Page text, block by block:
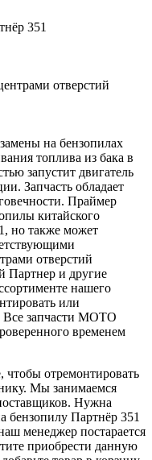
351
отверстий
на бензопилах
топлива из бака в
запустит двигатель
Запчасть обладает
Праймер
китайского
но также может
отверстий
Партнер и другие
нашего
или
Все запчасти МОТО
временем
чтобы отремонтировать
Мы занимаемся
Нужна
бензопилу Партнёр 351
менеджер постарается
приобрести данную